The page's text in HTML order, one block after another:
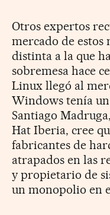
Otros expertos
mercado de estos
distinta a la que
sobremesa hace
Linux llegó al
Windows tenía
Santiago
Hat Iberia, cree
fabricantes de
atrapados en las
y propietario de
un monopolio en